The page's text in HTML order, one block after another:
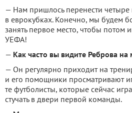
— Нам пришлось перенести четыре
в еврокубках. Конечно, мы будем
занять первое место, чтобы потом
УЕФА!
— Как часто вы видите Реброва
— Он регулярно приходит на
и его помощники просматривают
те футболисты, которые сейчас
стучать в двери первой команды.